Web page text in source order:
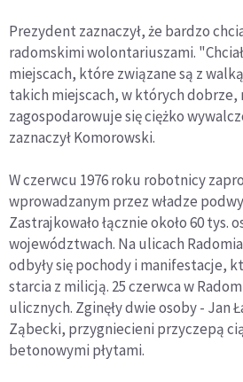
Prezydent zaznaczył, że bardzo
radomskimi wolontariuszami.
miejscach, które związane są z
takich miejscach, w których
zagospodarowuje się ciężko
zaznaczył Komorowski.
W czerwcu 1976 roku robotnicy
wprowadzanym przez władze
Zastrajkowało łącznie około 60 tys.
województwach. Na ulicach
odbyły się pochody i manifestacje,
starcia z milicją. 25 czerwca w
ulicznych. Zginęły dwie osoby - Jan
Ząbecki, przygniecieni przyczepą
betonowymi płytami.